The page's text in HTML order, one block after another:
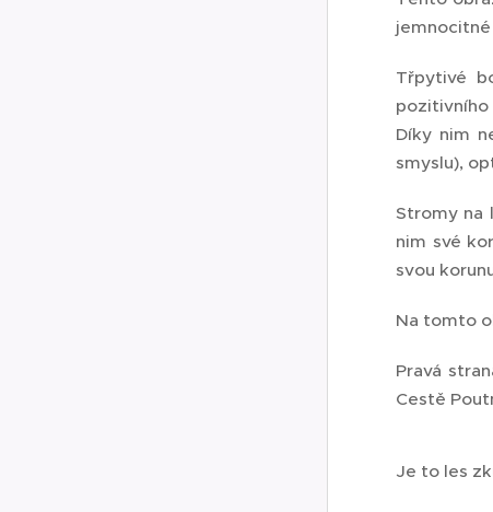
Třpytivé
pozitivního
Díky nim
smyslu),
Stromy na
nim své
svou
Na tomto
Pravá
Cestě
Je to les